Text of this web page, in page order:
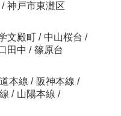
/ 神戸市東灘区
文殿町 / 中山桜台 /
田中 / 篠原台
本線 / 阪神本線 /
/ 山陽本線 /